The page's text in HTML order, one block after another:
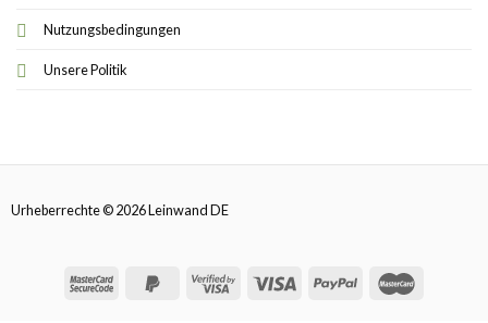
Nutzungsbedingungen
Unsere Politik
Urheberrechte © 2026 Leinwand DE